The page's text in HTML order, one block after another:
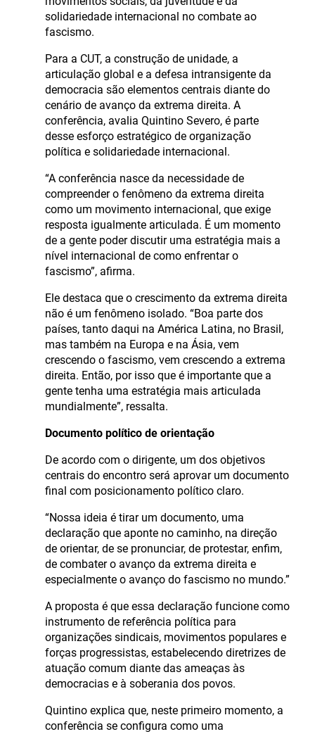
solidariedade internacional no combate ao
fascismo.
Para a CUT, a construção de unidade, a
articulação global e a defesa intransigente da
democracia são elementos centrais diante do
cenário de avanço da extrema direita. A
conferência, avalia Quintino Severo, é parte
desse esforço estratégico de organização
política e solidariedade internacional.
“A conferência nasce da necessidade de
compreender o fenômeno da extrema direita
como um movimento internacional, que exige
resposta igualmente articulada. É um momento
de a gente poder discutir uma estratégia mais a
nível internacional de como enfrentar o
fascismo”, afirma.
Ele destaca que o crescimento da extrema direita
não é um fenômeno isolado. “Boa parte dos
países, tanto daqui na América Latina, no Brasil,
mas também na Europa e na Ásia, vem
crescendo o fascismo, vem crescendo a extrema
direita. Então, por isso que é importante que a
gente tenha uma estratégia mais articulada
mundialmente”, ressalta.
Documento político de orientação
De acordo com o dirigente, um dos objetivos
centrais do encontro será aprovar um documento
final com posicionamento político claro.
“Nossa ideia é tirar um documento, uma
declaração que aponte no caminho, na direção
de orientar, de se pronunciar, de protestar, enfim,
de combater o avanço da extrema direita e
especialmente o avanço do fascismo no mundo.”
A proposta é que essa declaração funcione como
instrumento de referência política para
organizações sindicais, movimentos populares e
forças progressistas, estabelecendo diretrizes de
atuação comum diante das ameaças às
democracias e à soberania dos povos.
Quintino explica que, neste primeiro momento, a
conferência se configura como uma